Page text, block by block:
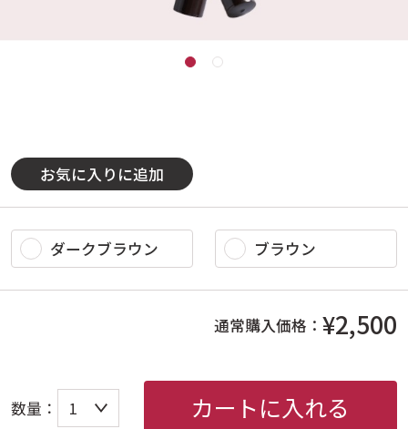
お気に入りに追加
ダークブラウン ブラウン
通常購入価格：¥2,500
数量： カートに入れる